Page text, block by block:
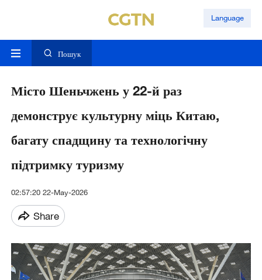
Language
Пошук
Місто Шеньчжень у 22-й раз
демонструє культурну міць Китаю,
багату спадщину та технологічну
підтримку туризму
02:57:20 22-May-2026
Share